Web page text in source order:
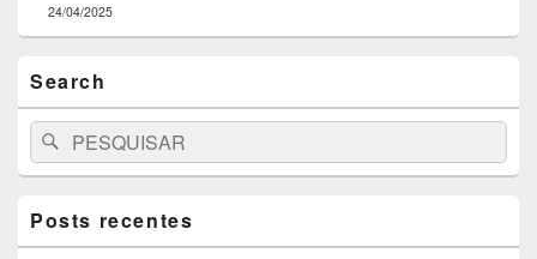
24/04/2025
Search
Search
for:
Pesquisar
Posts recentes